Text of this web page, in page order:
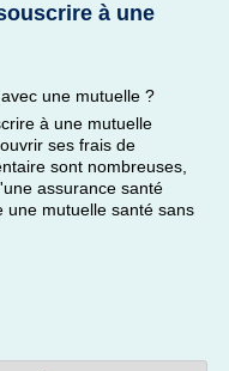
à une
une mutuelle ?
à une mutuelle
ses frais de
sont nombreuses,
assurance santé
une mutuelle santé sans